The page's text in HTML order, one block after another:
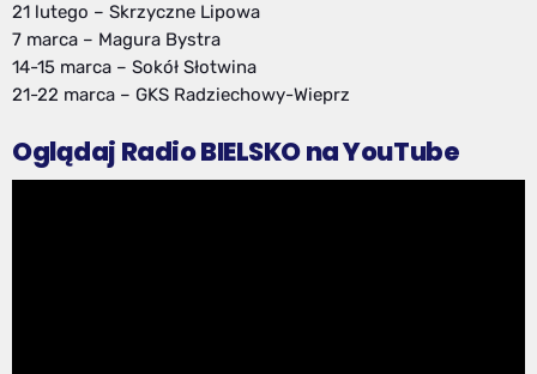
21 lutego – Skrzyczne Lipowa
7 marca – Magura Bystra
14-15 marca – Sokół Słotwina
21-22 marca – GKS Radziechowy-Wieprz
Oglądaj Radio BIELSKO na YouTube